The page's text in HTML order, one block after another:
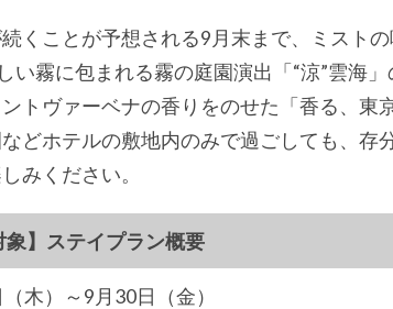
くことが予想される9月末まで、ミスト
い霧に包まれる霧の庭園演出「“涼”雲海
トヴァーベナの香りをのせた「香る、東
どホテルの敷地内のみで過ごしても、存
みください。
象】ステイプラン概要
木）～9月30日（金）